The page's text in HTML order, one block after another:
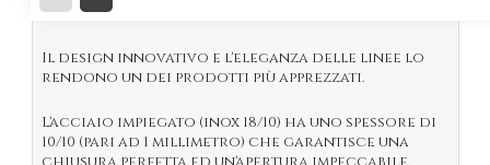
richieste dei Barman mixology più esigenti.
Il design innovativo e l'eleganza delle linee lo
rendono un dei prodotti più apprezzati.
L'acciaio impiegato (inox 18/10) ha uno spessore di
10/10 (pari ad 1 millimetro) che garantisce una